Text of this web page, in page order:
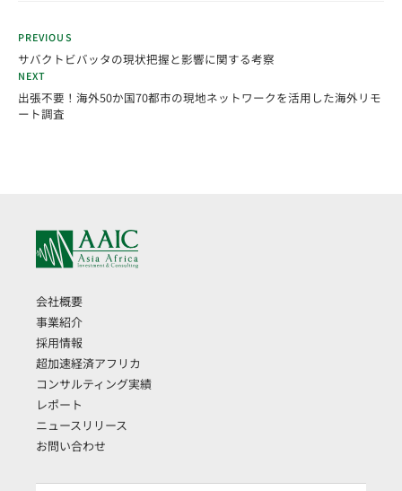
PREVIOUS
サバクトビバッタの現状把握と影響に関する考察
NEXT
出張不要！海外50か国70都市の現地ネットワークを活用した海外リモ
ート調査
会社概要
事業紹介
採用情報
超加速経済アフリカ
コンサルティング実績
レポート
ニュースリリース
お問い合わせ